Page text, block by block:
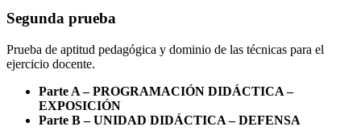
Segunda prueba
Prueba de aptitud pedagógica y dominio de las técnicas para el
ejercicio docente.
Parte A – PROGRAMACIÓN DIDÁCTICA –
EXPOSICIÓN
Parte B – UNIDAD DIDÁCTICA – DEFENSA